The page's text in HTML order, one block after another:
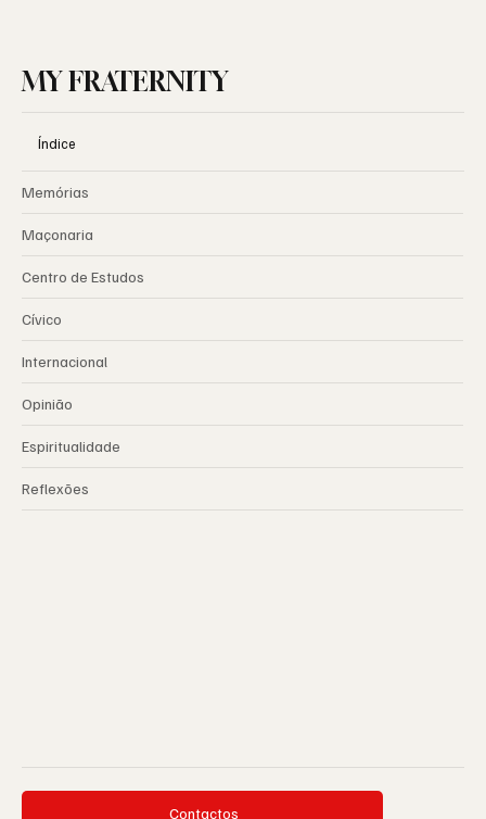
MY FRATERNITY
Índice
Memórias
Maçonaria
Centro de Estudos
Cívico
Internacional
Opinião
Espiritualidade
Reflexões
Contactos